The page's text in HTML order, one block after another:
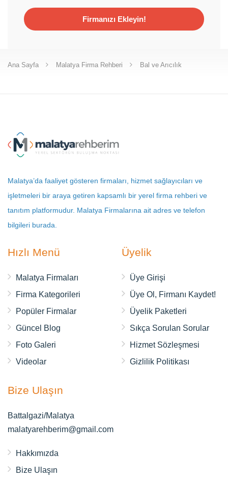
Firmanızı Ekleyin!
Ana Sayfa Malatya Firma Rehberi Bal ve Arıcılık
Malatya’da faaliyet gösteren firmaları, hizmet sağlayıcıları ve
işletmeleri bir araya getiren kapsamlı bir yerel firma rehberi ve
tanıtım platformudur. Malatya Firmalarına ait adres ve telefon
bilgileri burada.
Hızlı Menü
Malatya Firmaları
Firma Kategorileri
Popüler Firmalar
Güncel Blog
Foto Galeri
Videolar
Üyelik
Üye Girişi
Üye Ol, Firmanı Kaydet!
Üyelik Paketleri
Sıkça Sorulan Sorular
Hizmet Sözleşmesi
Gizlilik Politikası
Bize Ulaşın
Battalgazi/Malatya
malatyarehberim@gmail.com
Hakkımızda
Bize Ulaşın